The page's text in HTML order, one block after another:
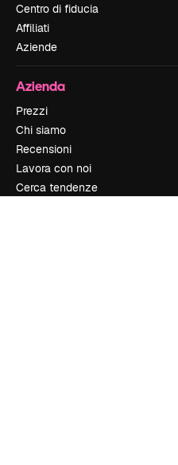
Centro di fiducia
Affiliati
Aziende
Azienda
Prezzi
Chi siamo
Recensioni
Lavora con noi
Cerca tendenze